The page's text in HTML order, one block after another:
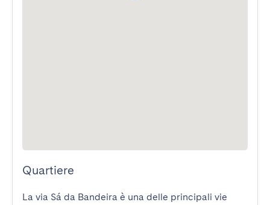
Quartiere
La via Sá da Bandeira è una delle principali vie